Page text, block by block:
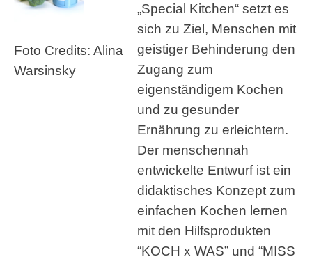
Foto Credits: Alina
Warsinsky
„Special Kitchen“ setzt es
sich zu Ziel, Menschen mit
geistiger Behinderung den
Zugang zum
eigenständigem Kochen
und zu gesunder
Ernährung zu erleichtern.
Der menschennah
entwickelte Entwurf ist ein
didaktisches Konzept zum
einfachen Kochen lernen
mit den Hilfsprodukten
“KOCH x WAS” und “MISS